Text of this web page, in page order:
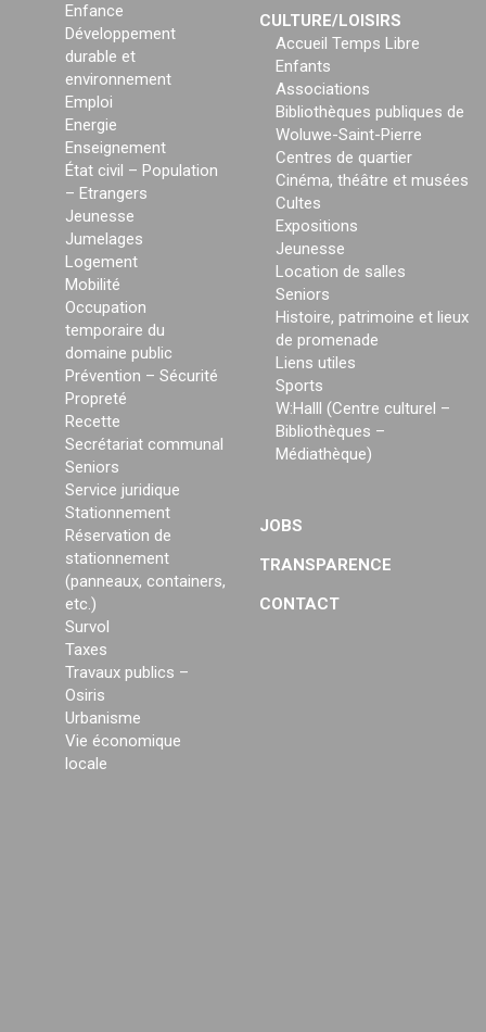
Enfance
Développement
durable et
environnement
Emploi
Energie
Enseignement
État civil – Population
– Etrangers
Jeunesse
Jumelages
Logement
Mobilité
Occupation
temporaire du
domaine public
Prévention – Sécurité
Propreté
Recette
Secrétariat communal
Seniors
Service juridique
Stationnement
Réservation de
stationnement
(panneaux, containers,
etc.)
Survol
Taxes
Travaux publics –
Osiris
Urbanisme
Vie économique
locale
CULTURE/LOISIRS
Accueil Temps Libre
Enfants
Associations
Bibliothèques publiques de
Woluwe-Saint-Pierre
Centres de quartier
Cinéma, théâtre et musées
Cultes
Expositions
Jeunesse
Location de salles
Seniors
Histoire, patrimoine et lieux
de promenade
Liens utiles
Sports
W:Halll (Centre culturel –
Bibliothèques –
Médiathèque)
JOBS
TRANSPARENCE
CONTACT